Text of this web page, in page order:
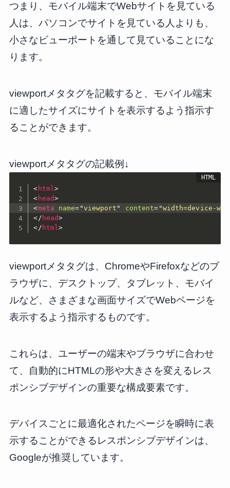
つまり、モバイル端末でWebサイトを見ている
人は、パソコンでサイトを見ている人よりも、
小さなビューポートを通して見ていることにな
ります。
viewportメタタグを記載すると、モバイル端末
に適したサイズにサイトを表示するよう指示す
ることができます。
viewportメタタグの記載例↓
< html>
< head>
<meta name= "viewport " content= "width=device-
</ head>
</ html>
viewportメタタグは、ChromeやFirefoxなどのブ
ラウザに、デスクトップ、タブレット、モバイ
ルなど、さまざまな画面サイズでWebページを
表示するよう指示するものです。
これらは、ユーザーの端末やブラウザに合わせ
て、自動的にHTMLの形や大きさを変えるレス
ポンシブデザインの重要な構成要素です。
デバイスごとに最適化されたページを瞬時に表
示することができるレスポンシブデザインは、
Googleが推奨しています。